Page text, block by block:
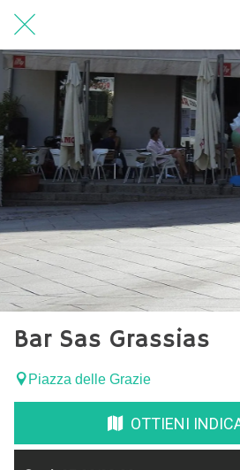
Bar Sas Grassias
Piazza delle Grazie
OTTIENI